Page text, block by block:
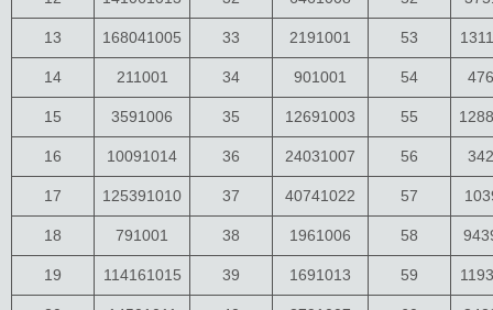
13 168041005 33 2191001 53
14 211001 34 901001 54
15 3591006 35 12691003 55
16 10091014 36 24031007 56
17 125391010 37 40741022 57
18 791001 38 1961006 58
19 114161015 39 1691013 59